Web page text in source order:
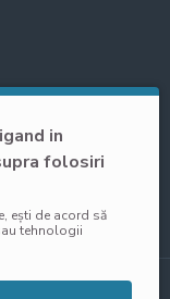
in
folosiri
ești de acord să
tehnologii